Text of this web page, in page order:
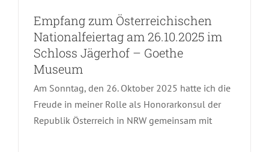
Empfang zum Österreichischen
Nationalfeiertag am 26.10.2025 im
Schloss Jägerhof – Goethe
Museum
Am Sonntag, den 26. Oktober 2025 hatte ich die
Freude in meiner Rolle als Honorarkonsul der
Republik Österreich in NRW gemeinsam mit
Sommerempfang für das
Konsularische Korps von MP Hendrik
Wüst an Bord der MS Poseidon in